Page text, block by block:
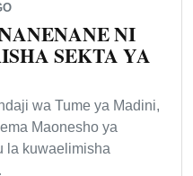
NI
SEKTA YA
wa Tume ya Madini,
Maonesho ya
la kuwaelimisha